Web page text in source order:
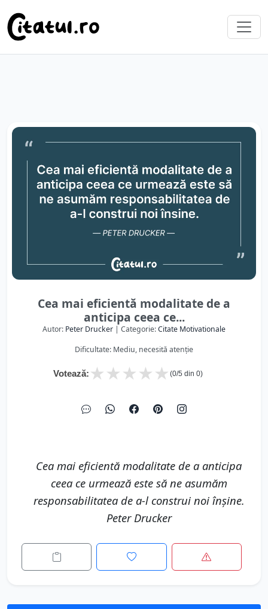
Cea mai eficientă modalitate de a
anticipa ceea ce...
Autor: Peter Drucker | Categorie:Citate Motivationale
Dificultate: Mediu, necesită atenție
Votează: ★
★
★
★
★ (0/5 din 0)
Cea mai eficientă modalitate de a anticipa
ceea ce urmează este să ne asumăm
responsabilitatea de a-l construi noi înșine.
Peter Drucker